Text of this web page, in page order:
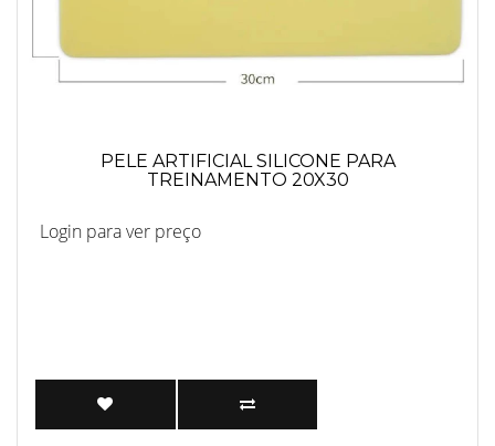
PELE ARTIFICIAL SILICONE PARA
TREINAMENTO 20X30
Login para ver preço